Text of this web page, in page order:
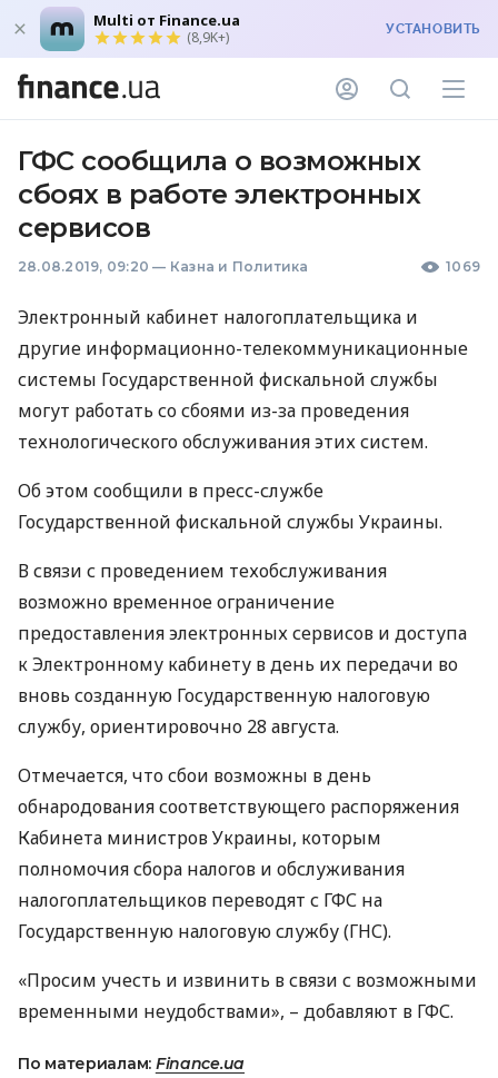
Multi от Finance.ua
(8,9K+) УСТАНОВИТЬ
ГФС сообщила о возможных
сбоях в работе электронных
сервисов
28.08.2019, 09:20 — Казна и Политика 1069
Электронный кабинет налогоплательщика и
другие информационно-телекоммуникационные
системы Государственной фискальной службы
могут работать со сбоями из-за проведения
технологического обслуживания этих систем.
Об этом сообщили в пресс-службе
Государственной фискальной службы Украины.
В связи с проведением техобслуживания
возможно временное ограничение
предоставления электронных сервисов и доступа
к Электронному кабинету в день их передачи во
вновь созданную Государственную налоговую
службу, ориентировочно 28 августа.
Отмечается, что сбои возможны в день
обнародования соответствующего распоряжения
Кабинета министров Украины, которым
полномочия сбора налогов и обслуживания
налогоплательщиков переводят с ГФС на
Государственную налоговую службу (ГНС).
«Просим учесть и извинить в связи с возможными
временными неудобствами», – добавляют в ГФС.
По материалам: Finance.ua